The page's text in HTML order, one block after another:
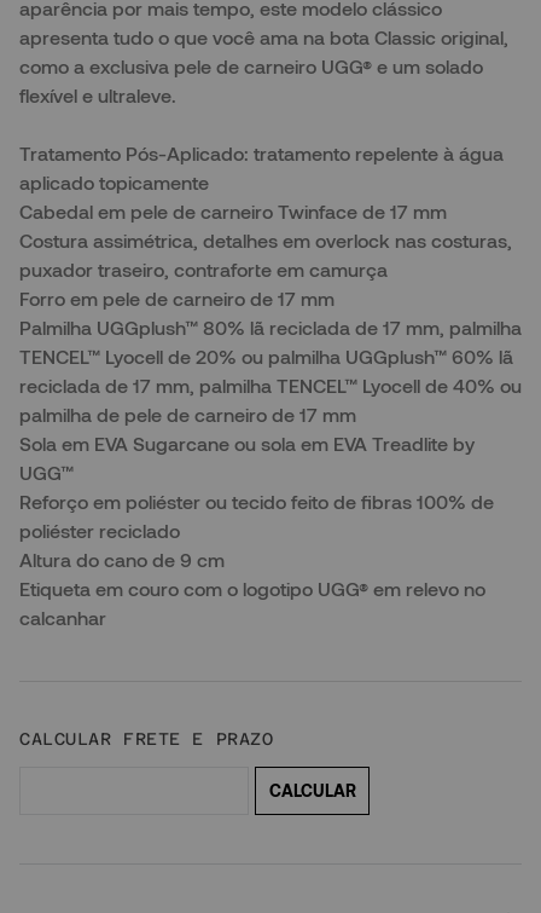
aparência por mais tempo, este modelo clássico
apresenta tudo o que você ama na bota Classic original,
como a exclusiva pele de carneiro UGG® e um solado
flexível e ultraleve.
Tratamento Pós-Aplicado: tratamento repelente à água
aplicado topicamente
Cabedal em pele de carneiro Twinface de 17 mm
Costura assimétrica, detalhes em overlock nas costuras,
puxador traseiro, contraforte em camurça
Forro em pele de carneiro de 17 mm
Palmilha UGGplush™ 80% lã reciclada de 17 mm, palmilha
TENCEL™ Lyocell de 20% ou palmilha UGGplush™ 60% lã
reciclada de 17 mm, palmilha TENCEL™ Lyocell de 40% ou
palmilha de pele de carneiro de 17 mm
Sola em EVA Sugarcane ou sola em EVA Treadlite by
UGG™
Reforço em poliéster ou tecido feito de fibras 100% de
poliéster reciclado
Altura do cano de 9 cm
Etiqueta em couro com o logotipo UGG® em relevo no
calcanhar